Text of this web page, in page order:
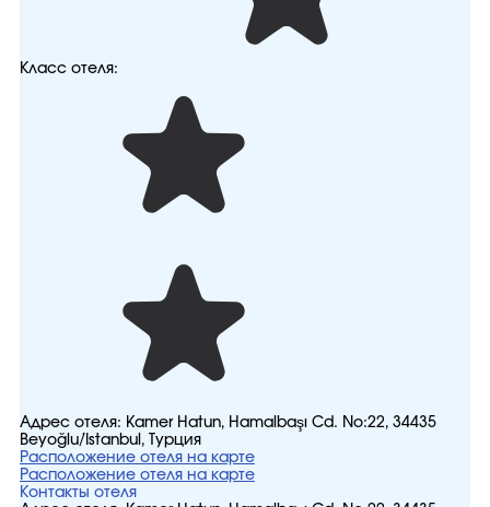
Класс отеля:
Адрес отеля: Kamer Hatun, Hamalbaşı Cd. No:22, 34435
Beyoğlu/İstanbul, Турция
Расположение отеля на карте
Расположение отеля на карте
Контакты отеля